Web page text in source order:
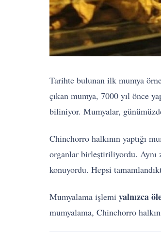
Tarihte bulunan ilk mumya
çıkan mumya, 7000 yıl önce
biliniyor. Mumyalar,
Chinchorro halkının yaptığı
organlar birleştiriliyordu. Aynı
konuyordu. Hepsi
Mumyalama işlemi yalnızca
mumyalama, Chinchorro